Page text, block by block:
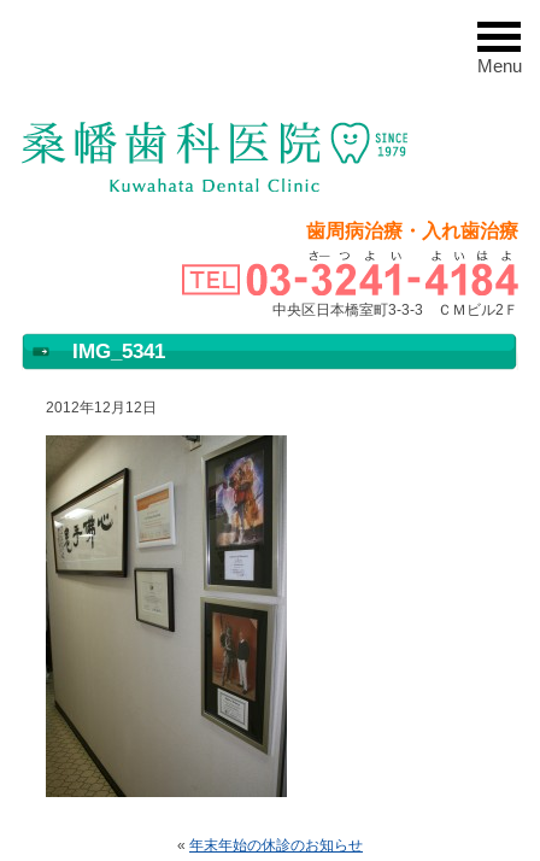
Menu
歯周病治療・入れ歯治療
中央区日本橋室町3-3-3 ＣＭビル2Ｆ
IMG_5341
2012年12月12日
« 年末年始の休診のお知らせ